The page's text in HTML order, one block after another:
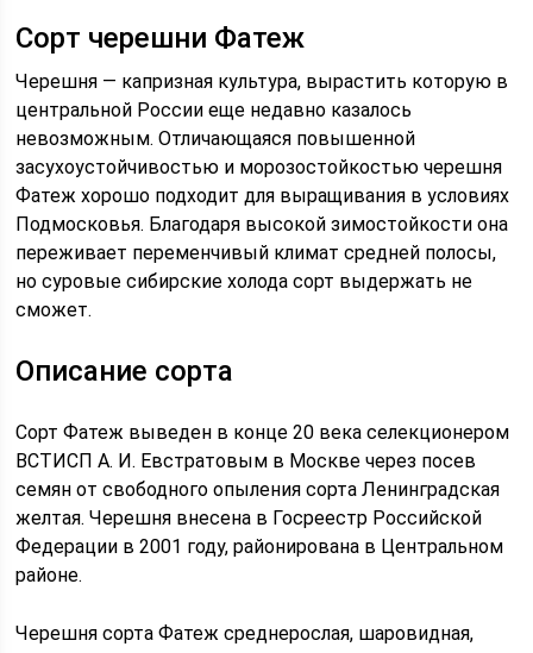
Сорт черешни Фатеж
Черешня — капризная культура, вырастить которую в
центральной России еще недавно казалось
невозможным. Отличающаяся повышенной
засухоустойчивостью и морозостойкостью черешня
Фатеж хорошо подходит для выращивания в условиях
Подмосковья. Благодаря высокой зимостойкости она
переживает переменчивый климат средней полосы,
но суровые сибирские холода сорт выдержать не
сможет.
Описание сорта
Сорт Фатеж выведен в конце 20 века селекционером
ВСТИСП А. И. Евстратовым в Москве через посев
семян от свободного опыления сорта Ленинградская
желтая. Черешня внесена в Госреестр Российской
Федерации в 2001 году, районирована в Центральном
районе.
Черешня сорта Фатеж среднерослая, шаровидная,